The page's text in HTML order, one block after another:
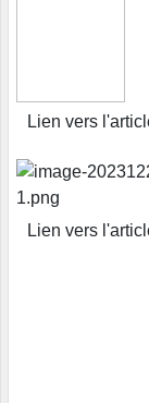
Lien vers
Lien vers